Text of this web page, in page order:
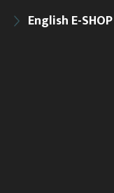
English E-SHOP